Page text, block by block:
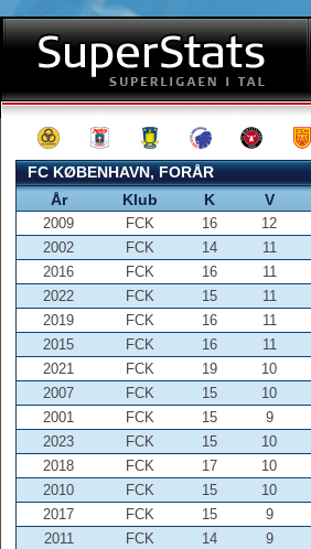
FC KØBENHAVN, FORÅR
År
Klub K V
2009 FCK 16 12
2002
FCK 14 11
2016
FCK 16 11
2022
FCK 15 11
2019
FCK 16 11
2015
FCK 16 11
2021
FCK 19 10
2007
FCK 15 10
2001
FCK 15 9
2023
FCK 15 10
2018
FCK 17 10
2010
FCK 15 10
2017
FCK 15 9
2011
FCK 14 9